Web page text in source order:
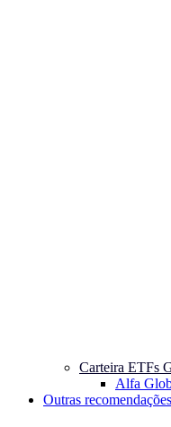
Carteira ETFs
Alfa
Outras recomendações